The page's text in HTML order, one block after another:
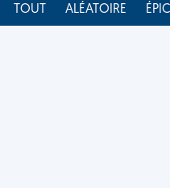
TOUT ALÉATOIRE